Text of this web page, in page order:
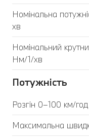
Номінальна
хв
Номінальний
Нм/1/хв
Потужність
Розгін 0–100 км/
Максимальна